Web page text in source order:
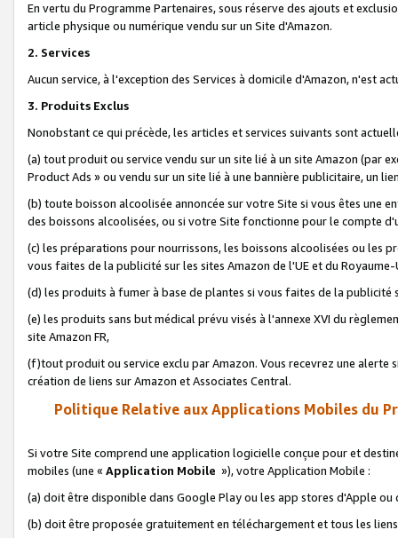
En vertu du Programme Partenaires, sous réserve des ajouts et
article physique ou numérique vendu sur un Site d'Amazon.
2. Services
Aucun service, à l'exception des Services à domicile d'Amazon, n'est
3. Produits Exclus
Nonobstant ce qui précède, les articles et services suivants sont
(a) tout produit ou service vendu sur un site lié à un site Amazon (par
Product Ads » ou vendu sur un site lié à une bannière publicitaire, un
(b) toute boisson alcoolisée annoncée sur votre Site si vous êtes une
des boissons alcoolisées, ou si votre Site fonctionne pour le compte
(c) les préparations pour nourrissons, les boissons alcoolisées ou les
vous faites de la publicité sur les sites Amazon de l'UE et du Royaume-
(d) les produits à fumer à base de plantes si vous faites de la publicité
(e) les produits sans but médical prévu visés à l'annexe XVI du
site Amazon FR,
(f)tout produit ou service exclu par Amazon. Vous recevrez une alerte
création de liens sur Amazon et Associates Central.
Politique Relative aux Applications Mobiles du
Si votre Site comprend une application logicielle conçue pour et
mobiles (une « Application Mobile »), votre Application Mobile :
(a) doit être disponible dans Google Play ou les app stores d'Apple ou
(b) doit être proposée gratuitement en téléchargement et tous les